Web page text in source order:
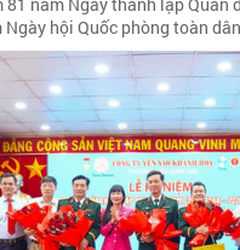
81 năm Ngày thành lập Quân
Ngày hội Quốc phòng toàn